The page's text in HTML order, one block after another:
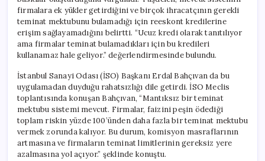
firmalara ek yükler getirdiğini ve birçok ihracatçının gerekli
teminat mektubunu bulamadığı için reeskont kredilerine
erişim sağlayamadığını belirtti. “Ucuz kredi olarak tanıtılıyor
ama firmalar teminat bulamadıkları için bu kredileri
kullanamaz hale geliyor.” değerlendirmesinde bulundu.
İstanbul Sanayi Odası (İSO) Başkanı Erdal Bahçıvan da bu
uygulamadan duyduğu rahatsızlığı dile getirdi. İSO Meclis
toplantısında konuşan Bahçıvan, “Mantıksız bir teminat
mektubu sistemi mevcut. Firmalar, faizini peşin ödediği
toplam riskin yüzde 100’ünden daha fazla bir teminat mektubu
vermek zorunda kalıyor. Bu durum, komisyon masraflarının
artmasına ve firmaların teminat limitlerinin gereksiz yere
azalmasına yol açıyor.” şeklinde konuştu.